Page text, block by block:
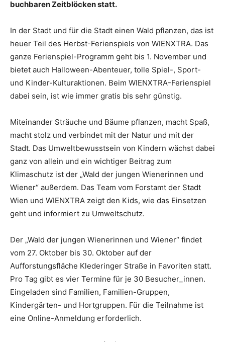
buchbaren Zeitblöcken statt.
In der Stadt und für die Stadt einen Wald pflanzen, das ist
heuer Teil des Herbst-Ferienspiels von WIENXTRA. Das
ganze Ferienspiel-Programm geht bis 1. November und
bietet auch Halloween-Abenteuer, tolle Spiel-, Sport-
und Kinder-Kulturaktionen. Beim WIENXTRA-Ferienspiel
dabei sein, ist wie immer gratis bis sehr günstig.
Miteinander Sträuche und Bäume pflanzen, macht Spaß,
macht stolz und verbindet mit der Natur und mit der
Stadt. Das Umweltbewusstsein von Kindern wächst dabei
ganz von allein und ein wichtiger Beitrag zum
Klimaschutz ist der „Wald der jungen Wienerinnen und
Wiener“ außerdem. Das Team vom Forstamt der Stadt
Wien und WIENXTRA zeigt den Kids, wie das Einsetzen
geht und informiert zu Umweltschutz.
Der „Wald der jungen Wienerinnen und Wiener“ findet
vom 27. Oktober bis 30. Oktober auf der
Aufforstungsfläche Klederinger Straße in Favoriten statt.
Pro Tag gibt es vier Termine für je 30 Besucher_innen.
Eingeladen sind Familien, Familien-Gruppen,
Kindergärten- und Hortgruppen. Für die Teilnahme ist
eine Online-Anmeldung erforderlich.